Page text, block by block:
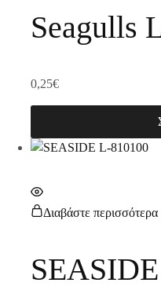
Seagulls
0,25€
Διαβάστε περισσότερα